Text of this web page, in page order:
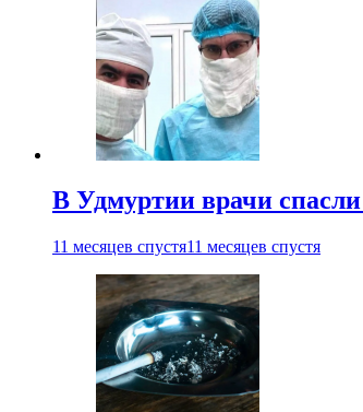
В Удмуртии врачи
11 месяцев спустя11 месяцев спустя